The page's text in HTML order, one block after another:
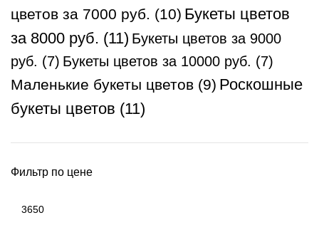
цветов за 7000 руб. (10) Букеты цветов
за 8000 руб. (11) Букеты цветов за 9000
руб. (7) Букеты цветов за 10000 руб. (7)
Маленькие букеты цветов (9) Роскошные
букеты цветов (11)
Фильтр по цене